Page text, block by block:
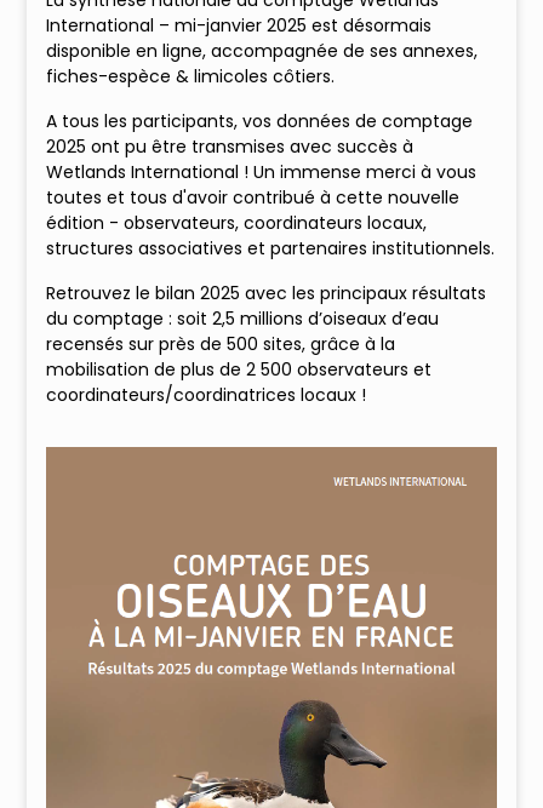
International – mi-janvier 2025 est désormais
disponible en ligne, accompagnée de ses annexes,
fiches-espèce & limicoles côtiers.
A tous les participants, vos données de comptage
2025 ont pu être transmises avec succès à
Wetlands International ! Un immense merci à vous
toutes et tous d'avoir contribué à cette nouvelle
édition - observateurs, coordinateurs locaux,
structures associatives et partenaires institutionnels.
Retrouvez le bilan 2025 avec les principaux résultats
du comptage : soit 2,5 millions d’oiseaux d’eau
recensés sur près de 500 sites, grâce à la
mobilisation de plus de 2 500 observateurs et
coordinateurs/coordinatrices locaux !